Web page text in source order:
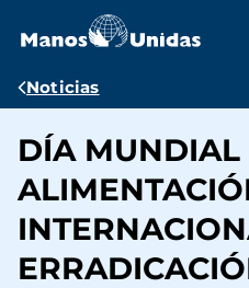
contenido
Ruta
navegación
Noticias
DÍA MUNDIAL